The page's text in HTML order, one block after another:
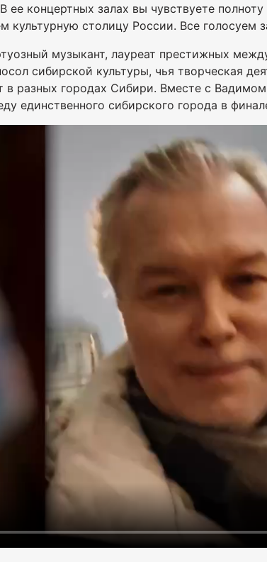
концертных залах вы чувствуете
столицу России. Все голосуем
музыкант, лауреат престижных
сибирской культуры, чья творческая
в разных городах Сибири. Вместе с
единственного сибирского города в